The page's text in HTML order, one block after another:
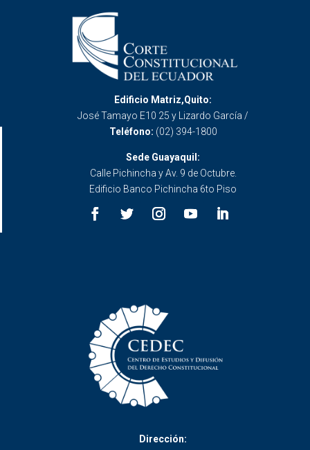
Edificio Matriz,Quito:
José Tamayo E10 25 y Lizardo García /
Teléfono: (02) 394-1800
Sede Guayaquil:
Calle Pichincha y Av. 9 de Octubre.
Edificio Banco Pichincha 6to Piso
Dirección: